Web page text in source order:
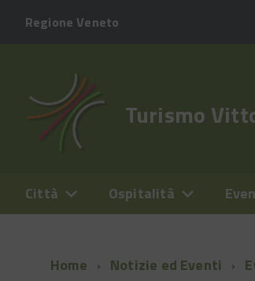
Regione Veneto
Turismo
Città Ospitalità
Home Notizie ed Eventi